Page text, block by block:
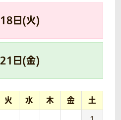
18日(火)
21 日(金)
火 水 木 金 土